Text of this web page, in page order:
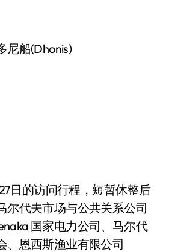
尼船(Dhonis)
日的访问行程，短暂休整后
尔代夫市场与公共关系公司
国家电力公司、马尔代
、恩西斯渔业有限公司